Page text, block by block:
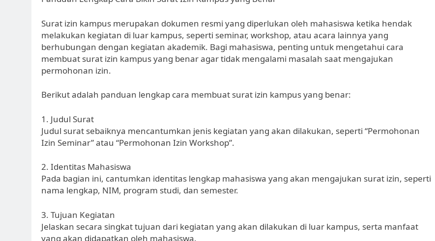
Surat izin kampus merupakan dokumen resmi yang diperlukan oleh mahasiswa ketika hendak
melakukan kegiatan di luar kampus, seperti seminar, workshop, atau acara lainnya yang
berhubungan dengan kegiatan akademik. Bagi mahasiswa, penting untuk mengetahui cara
membuat surat izin kampus yang benar agar tidak mengalami masalah saat mengajukan
permohonan izin.
Berikut adalah panduan lengkap cara membuat surat izin kampus yang benar:
1. Judul Surat
Judul surat sebaiknya mencantumkan jenis kegiatan yang akan dilakukan, seperti “Permohonan
Izin Seminar” atau “Permohonan Izin Workshop”.
2. Identitas Mahasiswa
Pada bagian ini, cantumkan identitas lengkap mahasiswa yang akan mengajukan surat izin, seperti
nama lengkap, NIM, program studi, dan semester.
3. Tujuan Kegiatan
Jelaskan secara singkat tujuan dari kegiatan yang akan dilakukan di luar kampus, serta manfaat
yang akan didapatkan oleh mahasiswa.